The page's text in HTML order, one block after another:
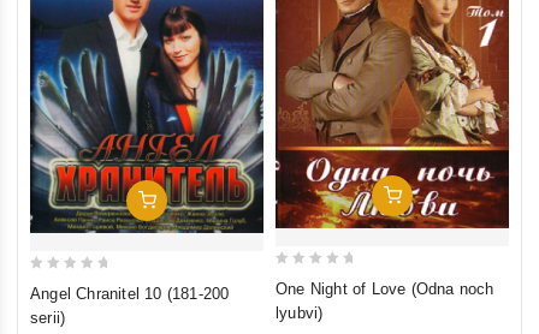
In Den Warenkorb
out
Angel Chranitel 10 (181-200
serii)
In Den Warenkorb
One Night of Love (Odna noch
lyubvi)